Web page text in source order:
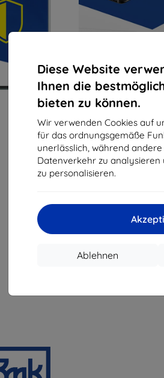
Diese Website
Ihnen die
bieten zu können.
Wir verwenden Cookies auf
für das ordnungsgemäße
unerlässlich, während
Datenverkehr zu analysieren
zu personalisieren.
Ablehnen